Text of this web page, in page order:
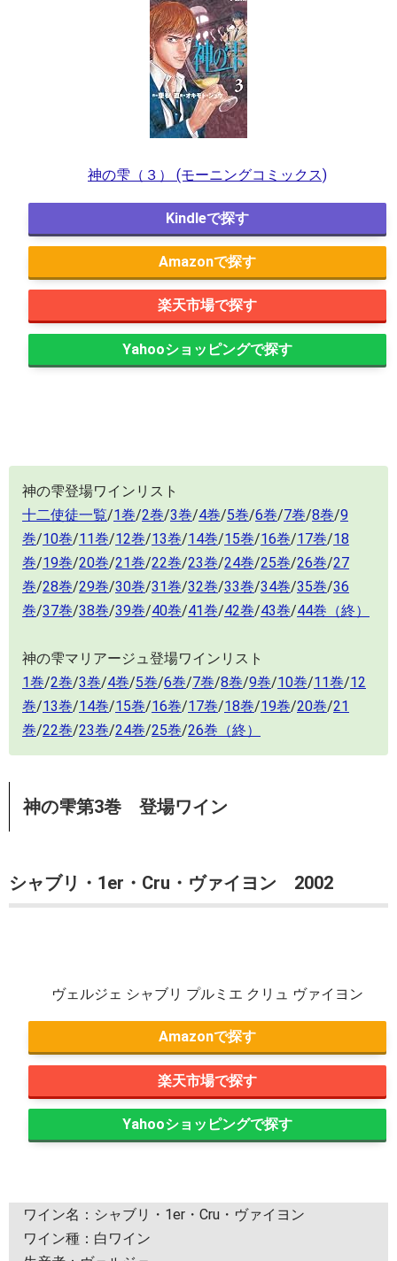
神の雫（３） (モーニングコミックス)
Kindle
Amazon
楽天市場
Yahooショッピング
神の雫登場ワインリスト
十二使徒一覧/1巻/2巻/3巻/4巻/5巻/6巻/7巻/8巻/9
巻/10巻/11巻/12巻/13巻/14巻/15巻/16巻/17巻/18
巻/19巻/20巻/21巻/22巻/23巻/24巻/25巻/26巻/27
巻/28巻/29巻/30巻/31巻/32巻/33巻/34巻/35巻/36
巻/37巻/38巻/39巻/40巻/41巻/42巻/43巻/44巻（終）
神の雫マリアージュ登場ワインリスト
1巻/2巻/3巻/4巻/5巻/6巻/7巻/8巻/9巻/10巻/11巻/12
巻/13巻/14巻/15巻/16巻/17巻/18巻/19巻/20巻/21
巻/22巻/23巻/24巻/25巻/26巻（終）
神の雫第3巻 登場ワイン
シャブリ・1er・Cru・ヴァイヨン 2002
ヴェルジェ シャブリ プルミエ クリュ ヴァイヨン
Amazon
楽天市場
Yahooショッピング
ワイン名：シャブリ・1er・Cru・ヴァイヨン
ワイン種：白ワイン